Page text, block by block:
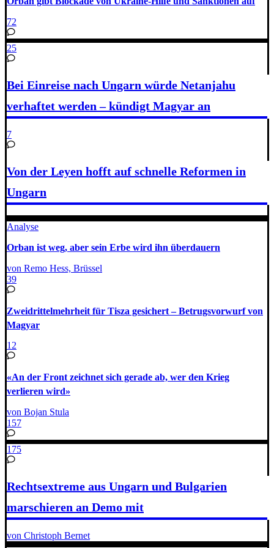
72
25
Bei Einreise nach Ungarn würde Netanjahu
verhaftet werden – kündigt Magyar an
7
Von der Leyen hofft auf schnelle Reformen in
Ungarn
Analyse
Orban ist weg, aber sein Erbe wird ihn überdauern
von Remo Hess, Brüssel
39
Zweidrittelmehrheit für Tisza gesichert – Betrugsvorwurf von
Magyar
12
«An der Front zeichnet sich gerade ab, wer den Krieg
verlieren wird»
von Bojan Stula
157
175
Rechtsextreme aus Ungarn und Bulgarien
marschieren an Demo mit
von Christoph Bernet